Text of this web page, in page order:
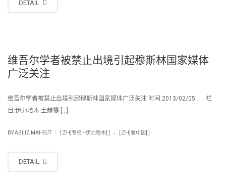
DETAIL
维吾尔学者被禁止出境引起穆斯林国家媒体
广泛关注
维吾尔学者被禁止出境引起穆斯林国家媒体广泛关注 时间:2013/02/05 栏
目:伊力哈木·土赫提 […]
BYABLIZ MAHSUT [:ZH]专栏 --伊力哈木[:] . [:ZH]看中国[:]
DETAIL